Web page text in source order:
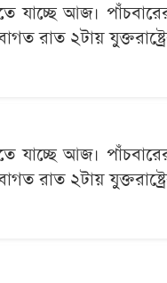
আজ। পাঁচবারের
রাত ২টায়
আজ। পাঁচবারের
রাত ২টায়